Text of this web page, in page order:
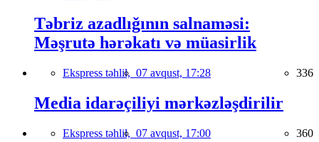
Təbriz azadlığının salnaməsi:
Məşrutə hərəkatı və müasirlik
Ekspress təhlil, 07 avqust, 17:28 336
Media idarəçiliyi mərkəzləşdirilir
Ekspress təhlil, 07 avqust, 17:00 360